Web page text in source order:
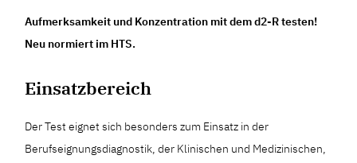
Aufmerksamkeit und Konzentration mit dem d2-R testen!
Neu normiert im HTS.
Einsatzbereich
Der Test eignet sich besonders zum Einsatz in der
Berufseignungsdiagnostik, der Klinischen und Medizinischen,